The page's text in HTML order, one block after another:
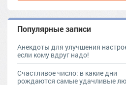
Популярные записи
Анекдоты для улучшения
если кому вдруг надо!
Счастливое число: в какие дни
рождаются самые удачливые